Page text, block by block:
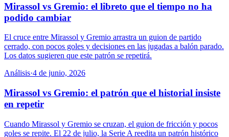
Mirassol vs Gremio: el libreto que el tiempo no ha
podido cambiar
El cruce entre Mirassol y Gremio arrastra un guion de partido
cerrado, con pocos goles y decisiones en las jugadas a balón parado.
Los datos sugieren que este patrón se repetirá.
Análisis·4 de junio, 2026
Mirassol vs Gremio: el patrón que el historial insiste
en repetir
Cuando Mirassol y Gremio se cruzan, el guion de fricción y pocos
goles se repite. El 22 de julio, la Serie A reedita un patrón histórico